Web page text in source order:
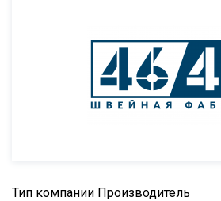
Тип компании Производитель